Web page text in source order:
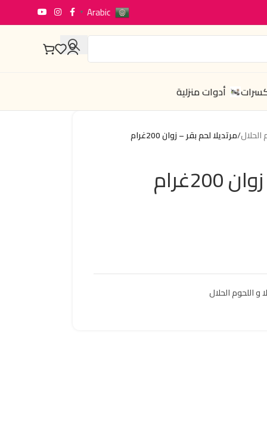
Arabic
▼
أدوات منزلية
الحلال/مرتديلا لحم بقر – زوان 200غرام
و اللحوم الحلال